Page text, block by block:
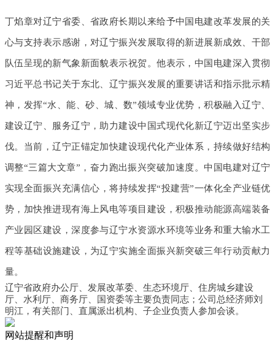
丁焰章对辽宁省委、省政府长期以来给予中国电建改革发展的关
心与支持表示感谢，对辽宁振兴发展取得的新进展新成效、干部
队伍呈现的新气象新面貌表示祝贺。他表示，中国电建深入贯彻
习近平总书记关于东北、辽宁振兴发展的重要讲话和指示批示精
神，发挥“水、能、砂、城、数”领域专业优势，积极融入辽宁、
建设辽宁、服务辽宁，助力建设中国式现代化新辽宁迈出坚实步
伐。当前，辽宁正锚定加快建设现代化产业体系，持续做好结构
调整“三篇大文章”，奋力跑出振兴突破加速度。中国电建对辽宁
实现全面振兴充满信心，将持续发挥“投建营”一体化全产业链优
势，加快推进现有海上风电等项目建设，积极推动能源高端装备
产业园区建设，深度参与辽宁水资源水环境等业务和重大输水工
程等基础设施建设，为辽宁实施全面振兴新突破三年行动贡献力
量。
辽宁省政府办公厅、发展改革委、生态环境厅、住房城乡建设
厅、水利厅、商务厅、国资委等主要负责同志；公司总经济师刘
明江，有关部门、直属派出机构、子企业负责人参加会谈。
网站提醒和声明